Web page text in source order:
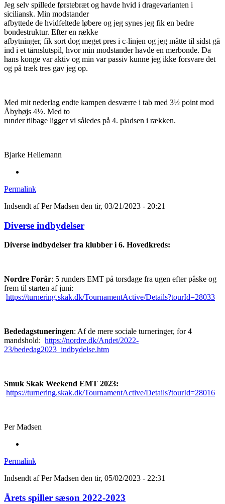
Jeg selv spillede førstebræt og havde hvid i dragevarianten i
siciliansk. Min modstander
afbyttede de hvidfeltede løbere og jeg synes jeg fik en bedre
bondestruktur. Efter en række
afbytninger, fik sort dog meget pres i c-linjen og jeg måtte til sidst gå
ind i et tårnslutspil, hvor min modstander havde en merbonde. Da
hans konge var aktiv og min var passiv kunne jeg ikke forsvare det
og på træk tres gav jeg op.
Med mit nederlag endte kampen desværre i tab med 3½ point mod
Åbyhøjs 4½. Med to
runder tilbage ligger vi således på 4. pladsen i rækken.
Bjarke Hellemann
Permalink
Indsendt afPer Madsen den tir, 03/21/2023 - 20:21
Diverse indbydelser
Diverse indbydelser fra klubber i 6. Hovedkreds:
Nordre Forår: 5 runders EMT på torsdage fra ugen efter påske og
frem til starten af juni:
https://turnering.skak.dk/TournamentActive/Details?tourId=28033
Bededagstuneringen: Af de mere sociale turneringer, for 4
mandshold: https://nordre.dk/Andet/2022-
23/bededag2023_indbydelse.htm
Smuk Skak Weekend EMT 2023:
https://turnering.skak.dk/TournamentActive/Details?tourId=28016
Per Madsen
Permalink
Indsendt afPer Madsen den tir, 05/02/2023 - 22:31
Årets spiller sæson 2022-2023